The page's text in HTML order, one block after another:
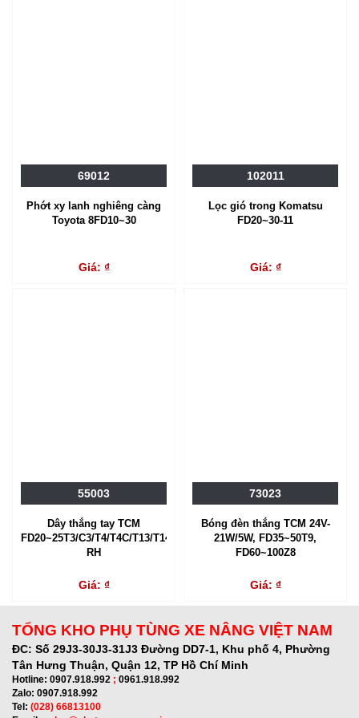
69012
Phớt xy lanh nghiêng càng
Toyota 8FD10~30
Giá: ₫
102011
Lọc gió trong Komatsu
FD20~30-11
Giá: ₫
55003
Dây thắng tay TCM
FD20~25T3/C3/T4/T4C/T13/T14/C13/C14,
RH
Giá: ₫
73023
Bóng đèn thắng TCM 24V-
21W/5W, FD35~50T9,
FD60~100Z8
Giá: ₫
TỔNG KHO PHỤ TÙNG XE NÂNG VIỆT NAM
ĐC: Số 29J3-30J3-31J3 Đường DD7-1, Khu phố 4, Phường
Tân Hưng Thuận, Quận 12, TP Hồ Chí Minh
Hotline: 0907.918.992 ; 0961.918.992
Zalo: 0907.918.992
Tel: (028) 66813100